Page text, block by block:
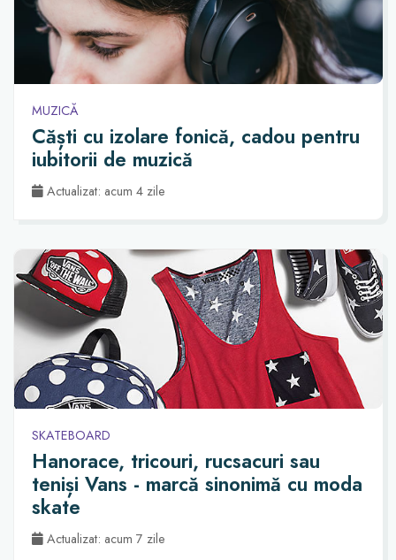
MUZICĂ
Căști cu izolare fonică, cadou pentru
iubitorii de muzică
Actualizat: acum 4 zile
SKATEBOARD
Hanorace, tricouri, rucsacuri sau
teniși Vans - marcă sinonimă cu moda
skate
Actualizat: acum 7 zile